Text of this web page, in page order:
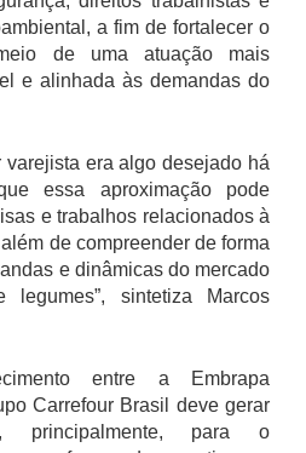
a fim de fortalecer o
de uma atuação mais
e alinhada às demandas do
varejista era algo desejado há
essa aproximação pode
e trabalhos relacionados à
de compreender de forma
e dinâmicas do mercado
sintetiza Marcos
entre a Embrapa
Carrefour Brasil deve gerar
principalmente, para o